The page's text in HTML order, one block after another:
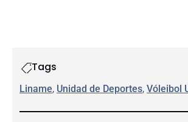
Tags
Liname, Unidad de Deportes, Vóleibol